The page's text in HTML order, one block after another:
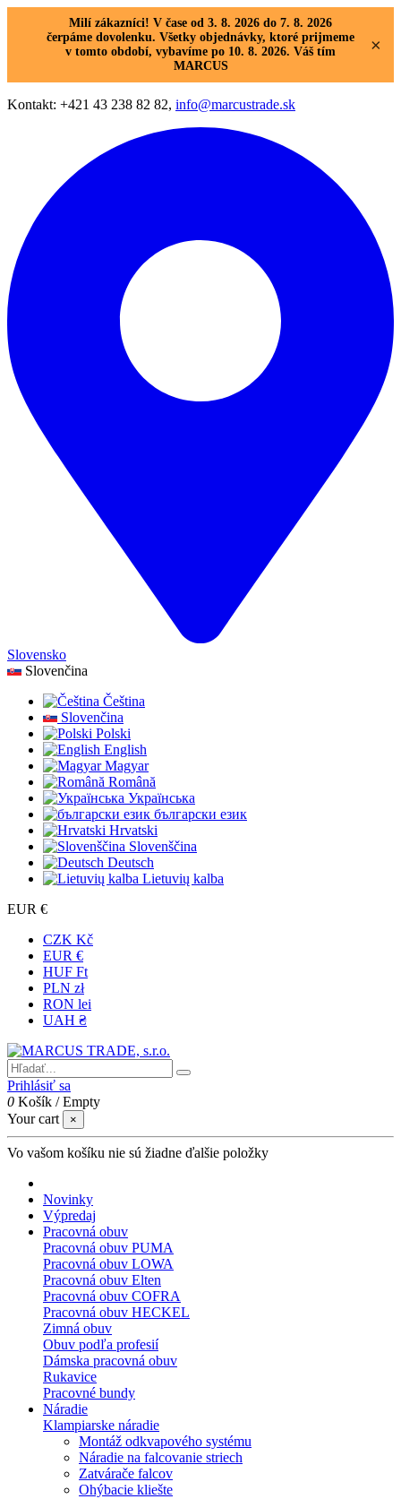
Milí zákazníci! V čase od 3. 8. 2026 do 7. 8. 2026
čerpáme dovolenku. Všetky objednávky, ktoré prijmeme
v tomto období, vybavíme po 10. 8. 2026. Váš tím
MARCUS
×
Kontakt: +421 43 238 82 82, info@marcustrade.sk
Slovensko
Slovenčina
Čeština
Slovenčina
Polski
English
Magyar
Română
Українська
български език
Hrvatski
Slovenščina
Deutsch
Lietuvių kalba
EUR €
CZK Kč
EUR €
HUF Ft
PLN zł
RON lei
UAH ₴
Prihlásiť sa
0 Košík /Empty
Your cart
×
Vo vašom košíku nie sú žiadne ďalšie položky
Novinky
Výpredaj
Pracovná obuv
Pracovná obuv PUMA
Pracovná obuv LOWA
Pracovná obuv Elten
Pracovná obuv COFRA
Pracovná obuv HECKEL
Zimná obuv
Obuv podľa profesií
Dámska pracovná obuv
Rukavice
Pracovné bundy
Náradie
Klampiarske náradie
Montáž odkvapového systému
Náradie na falcovanie striech
Zatvárače falcov
Ohýbacie kliešte